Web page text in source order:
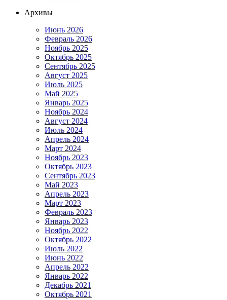
Архивы
Июнь 2026
Февраль 2026
Ноябрь 2025
Октябрь 2025
Сентябрь 2025
Август 2025
Июль 2025
Май 2025
Январь 2025
Ноябрь 2024
Август 2024
Июль 2024
Апрель 2024
Март 2024
Ноябрь 2023
Октябрь 2023
Сентябрь 2023
Май 2023
Апрель 2023
Март 2023
Февраль 2023
Январь 2023
Ноябрь 2022
Октябрь 2022
Июль 2022
Июнь 2022
Апрель 2022
Январь 2022
Декабрь 2021
Октябрь 2021